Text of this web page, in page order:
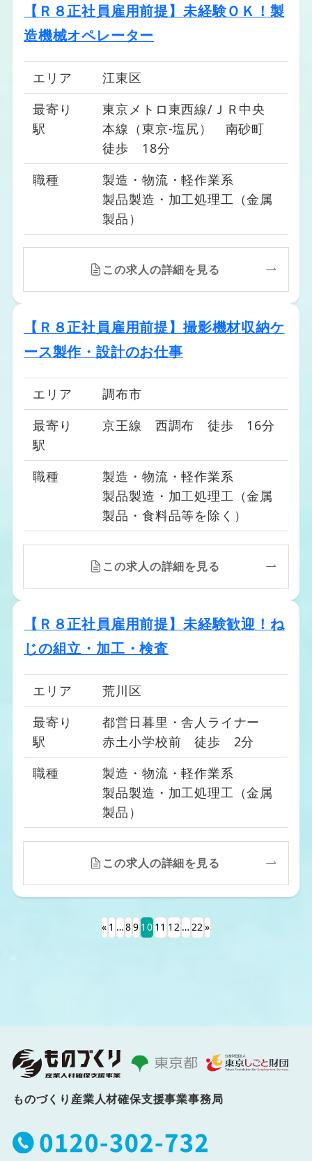
【Ｒ８正社員雇用前提】未経験ＯＫ！製
造機械オペレーター
エリア
江東区
最寄り
駅
東京メトロ東西線/ＪＲ中央
本線（東京-塩尻） 南砂町
徒歩 18分
職種
製造・物流・軽作業系
製品製造・加工処理工（金属
製品）
この求人の詳細を見る
【Ｒ８正社員雇用前提】撮影機材収納ケ
ース製作・設計のお仕事
エリア
調布市
最寄り
駅
京王線 西調布 徒歩 16分
職種
製造・物流・軽作業系
製品製造・加工処理工（金属
製品・食料品等を除く）
この求人の詳細を見る
【Ｒ８正社員雇用前提】未経験歓迎！ね
じの組立・加工・検査
エリア
荒川区
最寄り
駅
都営日暮里・舎人ライナー
赤土小学校前 徒歩 2分
職種
製造・物流・軽作業系
製品製造・加工処理工（金属
製品）
この求人の詳細を見る
« 1 …89 10 11 12 … 22»
ものづくり産業人材確保支援事業事務局